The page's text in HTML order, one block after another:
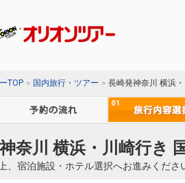
TOP 国内旅行・ツアー 長崎発神奈川 横浜
奈川 横浜・川崎行き
、宿泊施設・ホテル選択へお進みくださ